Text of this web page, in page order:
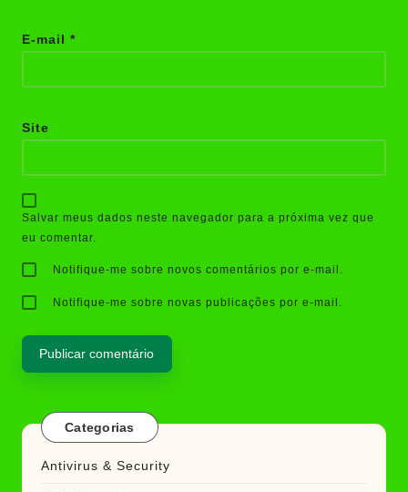
E-mail *
Site
Salvar meus dados neste navegador para a próxima vez que
eu comentar.
Notifique-me sobre novos comentários por e-mail.
Notifique-me sobre novas publicações por e-mail.
Categorias
Antivirus & Security